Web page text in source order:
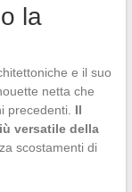
la
e il suo
netta che
precedenti. Il
versatile della
scostamenti di